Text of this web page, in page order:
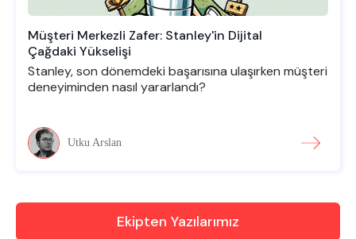
Müşteri Merkezli Zafer: Stanley'in Dijital
Çağdaki Yükselişi
Stanley, son dönemdeki başarısına ulaşırken müşteri
deneyiminden nasıl yararlandı?
Utku Arslan
Ekipten Yazılarımız